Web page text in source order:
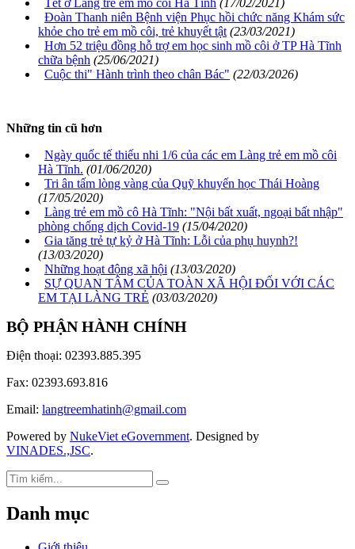
Đoàn Thanh niên Bệnh viện Phục hồi chức năng Khám sức
khỏe cho trẻ em mồ côi, trẻ khuyết tật (23/03/2021)
Hơn 52 triệu đồng hỗ trợ em học sinh mồ côi ở TP Hà Tĩnh
chữa bệnh (25/06/2021)
Cuộc thi" Hành trình theo chân Bác" (22/03/2026)
Những tin cũ hơn
Ngày quốc tế thiếu nhi 1/6 của các em Làng trẻ em mồ côi
Hà Tĩnh. (01/06/2020)
Tri ân tấm lòng vàng của Quỹ khuyến học Thái Hoàng
(17/05/2020)
Làng trẻ em mồ cô Hà Tĩnh: "Nội bất xuất, ngoại bất nhập"
phòng chống dịch Covid-19 (15/04/2020)
Gia tăng trẻ tự kỷ ở Hà Tĩnh: Lỗi của phụ huynh?!
(13/03/2020)
Những hoạt động xã hội (13/03/2020)
SỰ QUAN TÂM CỦA TOÀN XÃ HỘI ĐỐI VỚI CÁC
EM TẠI LÀNG TRẺ (03/03/2020)
BỘ PHẬN HÀNH CHÍNH
Điện thoại: 02393.885.395
Fax: 02393.693.816
Email: langtreemhatinh@gmail.com
Powered by NukeViet eGovernment. Designed by
VINADES.,JSC.
Danh mục